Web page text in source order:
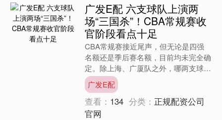
广发E配 六支球队上演两
场“三国杀”！CBA常规赛收
官阶段看点十足
CBA常规赛接近尾声，但无论是四强
名额还是季后赛名额，目前均未完全确
定。除上海、广厦队之外，哪两支球队
能够杀入四强？又有哪支球队能够杀入
前12名，搭上季后赛末班....
广发E配
查看： 134 分类： 正规配资公司
官网